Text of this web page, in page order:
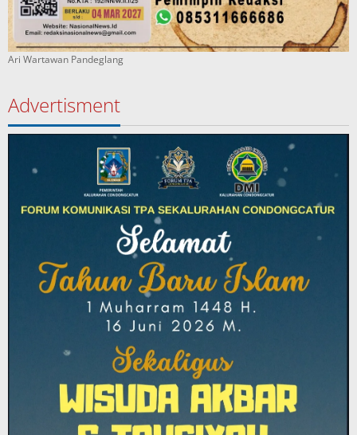
Ari Wartawan Pandeglang
Advertisment